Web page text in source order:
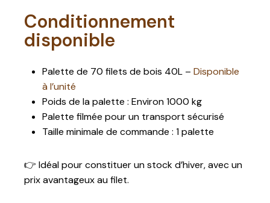
Conditionnement
disponible
Palette de 70 filets de bois 40L –Disponible
à l’unité
Poids de la palette : Environ 1000 kg
Palette filmée pour un transport sécurisé
Taille minimale de commande : 1 palette
👉 Idéal pour constituer un stock d’hiver, avec un
prix avantageux au filet.